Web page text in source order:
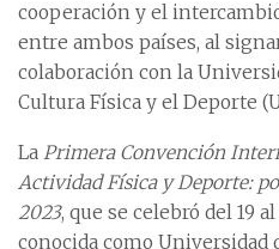
cooperación y el
entre ambos países, al
colaboración con la
Cultura Física y el Deporte
La Primera Convención
Actividad Física y Deporte:
2023, que se celebró del 19
conocida como Universidad